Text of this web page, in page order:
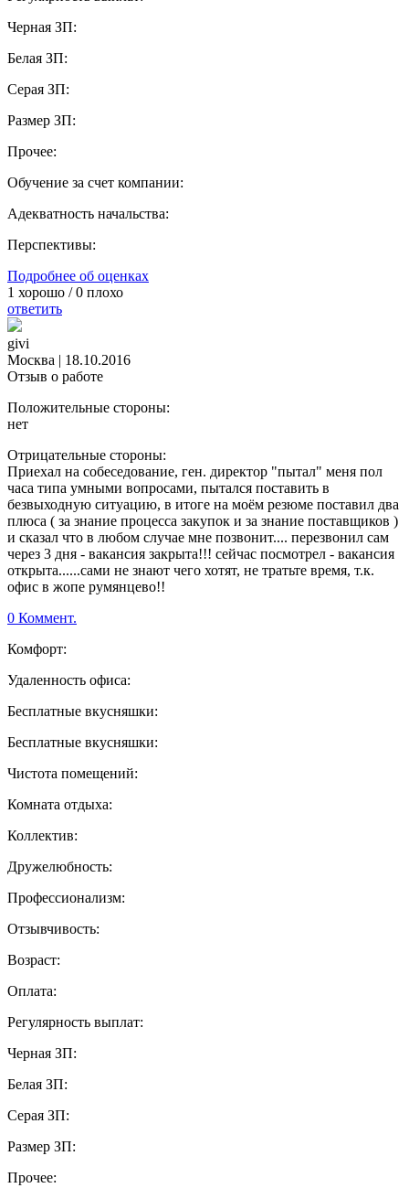
Черная ЗП:
Белая ЗП:
Серая ЗП:
Размер ЗП:
Прочее:
Обучение за счет компании:
Адекватность начальства:
Перспективы:
Подробнее об оценках
1 хорошо /0 плохо
ответить
givi
Москва | 18.10.2016
Отзыв о работе
Положительные стороны:
нет
Отрицательные стороны:
Приехал на собеседование, ген. директор "пытал" меня пол
часа типа умными вопросами, пытался поставить в
безвыходную ситуацию, в итоге на моём резюме поставил два
плюса ( за знание процесса закупок и за знание поставщиков )
и сказал что в любом случае мне позвонит.... перезвонил сам
через 3 дня - вакансия закрыта!!! сейчас посмотрел - вакансия
открыта......сами не знают чего хотят, не тратьте время, т.к.
офис в жопе румянцево!!
0 Коммент.
Комфорт:
Удаленность офиса:
Бесплатные вкусняшки:
Бесплатные вкусняшки:
Чистота помещений:
Комната отдыха:
Коллектив:
Дружелюбность:
Профессионализм:
Отзывчивость:
Возраст:
Оплата:
Регулярность выплат:
Черная ЗП:
Белая ЗП:
Серая ЗП:
Размер ЗП:
Прочее: